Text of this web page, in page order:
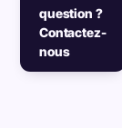
question ?
Contactez-
nous